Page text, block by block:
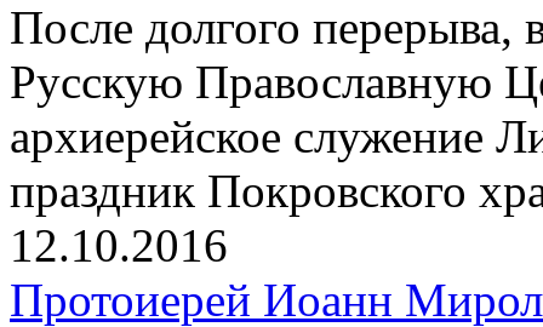
После долгого перерыва,
Русскую Православную
архиерейское служение
праздник Покровского
12.10.2016
Протоиерей Иоанн